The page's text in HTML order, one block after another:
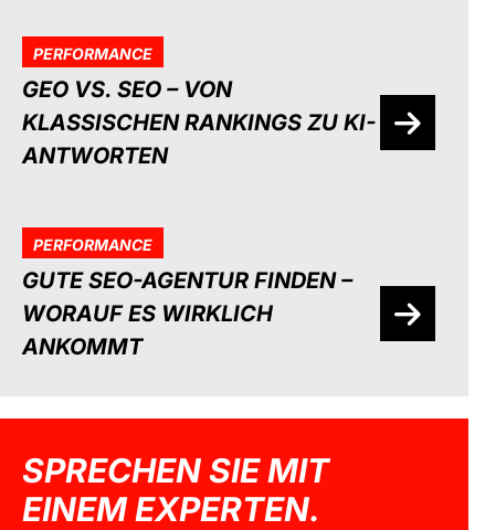
PERFORMANCE
GEO VS. SEO – VON
KLASSISCHEN RANKINGS ZU KI-
ANTWORTEN
PERFORMANCE
GUTE SEO-AGENTUR FINDEN –
WORAUF ES WIRKLICH
ANKOMMT
SPRECHEN SIE MIT
EINEM EXPERTEN.